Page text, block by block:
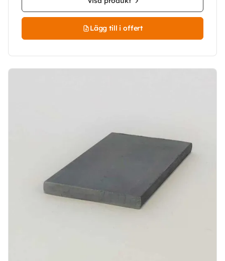
Lägg till i offert